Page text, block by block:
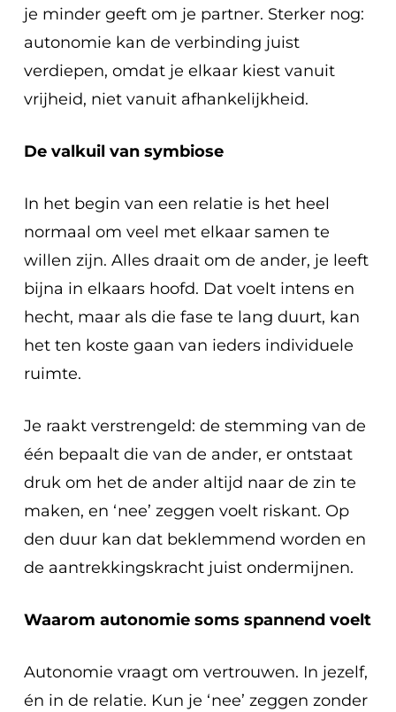
je minder geeft om je partner. Sterker nog:
autonomie kan de verbinding juist
verdiepen, omdat je elkaar kiest vanuit
vrijheid, niet vanuit afhankelijkheid.
De valkuil van symbiose
In het begin van een relatie is het heel
normaal om veel met elkaar samen te
willen zijn. Alles draait om de ander, je leeft
bijna in elkaars hoofd. Dat voelt intens en
hecht, maar als die fase te lang duurt, kan
het ten koste gaan van ieders individuele
ruimte.
Je raakt verstrengeld: de stemming van de
één bepaalt die van de ander, er ontstaat
druk om het de ander altijd naar de zin te
maken, en ‘nee’ zeggen voelt riskant. Op
den duur kan dat beklemmend worden en
de aantrekkingskracht juist ondermijnen.
Waarom autonomie soms spannend voelt
Autonomie vraagt om vertrouwen. In jezelf,
én in de relatie. Kun je ‘nee’ zeggen zonder